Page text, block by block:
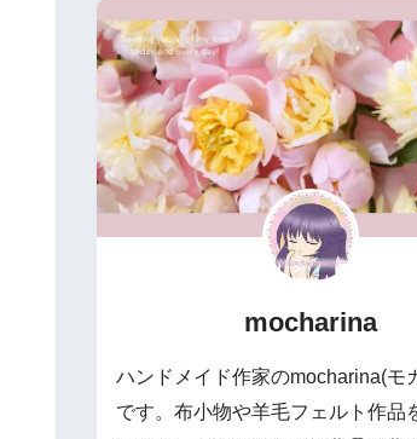
mocharina
ハンドメイド作家のmocharina(モ
です。布小物や羊毛フェルト作品